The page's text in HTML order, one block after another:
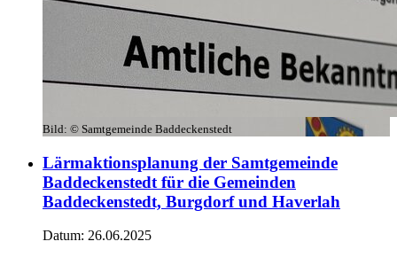
Bild: © Samtgemeinde Baddeckenstedt
Lärmaktionsplanung der Samtgemeinde
Baddeckenstedt für die Gemeinden
Baddeckenstedt, Burgdorf und Haverlah
Datum: 26.06.2025